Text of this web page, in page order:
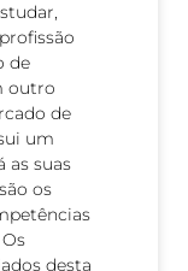
de
outro
de
um
as suas
os
desta